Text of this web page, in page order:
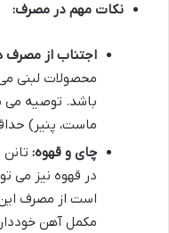
نکات مهم در مصرف:
اجتناب از مصرف
محصولات لبنی
باشد. توصیه می
ماست، پنیر) حداقل ۲ تا ۳ ساعت فاصله
چای و قهوه:
در قهوه نیز می
است از مصرف
مکمل آهن